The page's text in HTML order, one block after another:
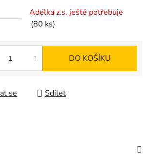
Adélka z.s. ještě potřebuje
(80 ks)
DO KOŠÍKU
se Sdílet